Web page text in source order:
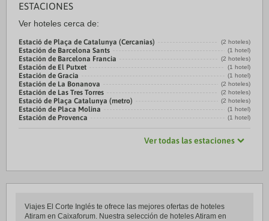
ESTACIONES
Ver hoteles cerca de:
Estació de Plaça de Catalunya (Cercanias) (2 hoteles)
Estación de Barcelona Sants (1 hotel)
Estación de Barcelona Francia (2 hoteles)
Estación de El Putxet (1 hotel)
Estación de Gracia (1 hotel)
Estación de La Bonanova (2 hoteles)
Estación de Las Tres Torres (2 hoteles)
Estació de Plaça Catalunya (metro) (2 hoteles)
Estación de Placa Molina (1 hotel)
Estación de Provenca (1 hotel)
Ver todas las estaciones
Viajes El Corte Inglés te ofrece las mejores ofertas de hoteles
Atiram en Caixaforum. Nuestra selección de hoteles Atiram en